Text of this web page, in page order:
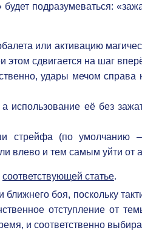
подразумеваться:
или активацию
сдвигается на шаг
удары мечом справа
использование её без
стрейфа (по умолчанию
влево и тем самым уйти от
соответствующей статье.
боя, поскольку
отступление от
и соответственно